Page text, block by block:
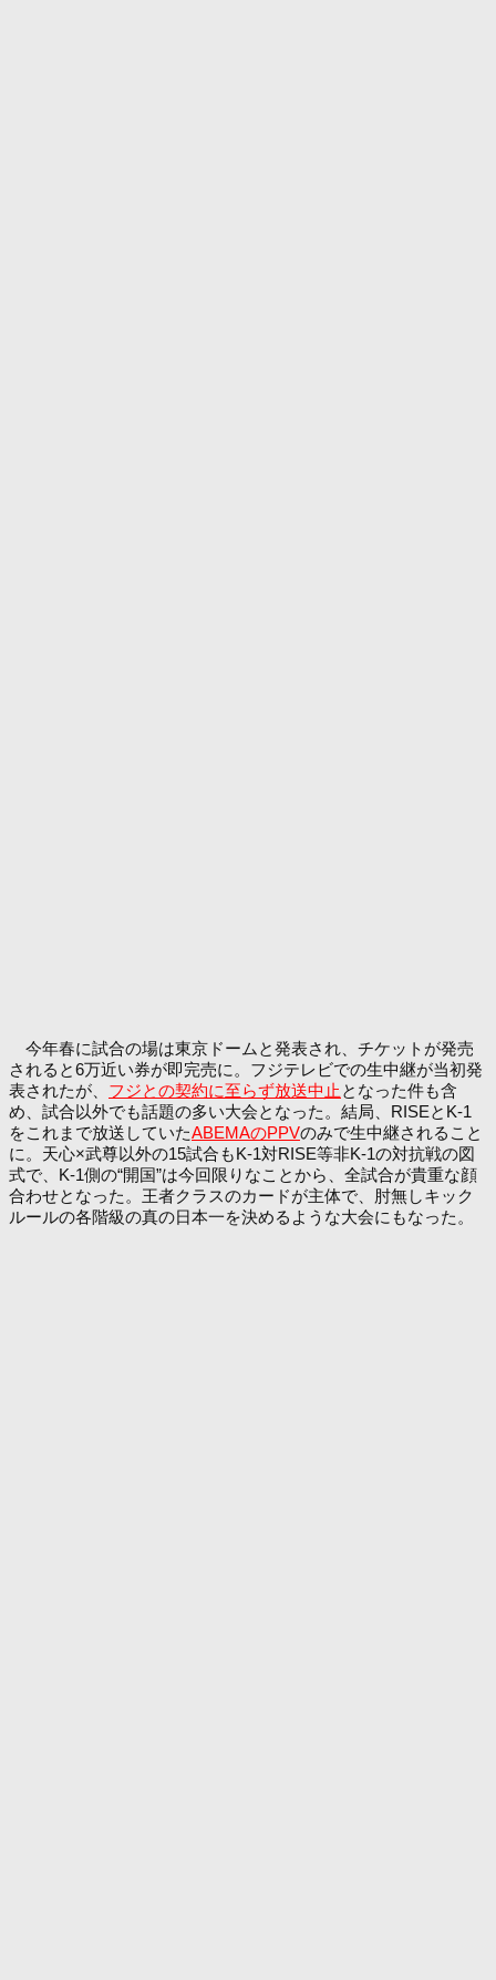
今年春に試合の場は東京ドームと発表され、チケットが発売
されると6万近い券が即完売に。フジテレビでの生中継が当初発
表されたが、 フジとの契約に至らず放送中止 となった件も含
め、試合以外でも話題の多い大会となった。結局、RISEとK-1
をこれまで放送していたABEMAのPPVのみで生中継されること
に。天心×武尊以外の15試合もK-1対RISE等非K-1の対抗戦の図
式で、K-1側の“開国”は今回限りなことから、全試合が貴重な顔
合わせとなった。王者クラスのカードが主体で、肘無しキック
ルールの各階級の真の日本一を決めるような大会にもなった。